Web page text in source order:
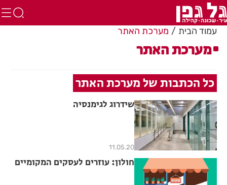
עמוד הבית מערכת האתר
מערכת האתר
כל הכתבות של מערכת האתר
שידרוג לגימנסיה
11.05.20
חולון: עוזרים לעסקים המקומיים